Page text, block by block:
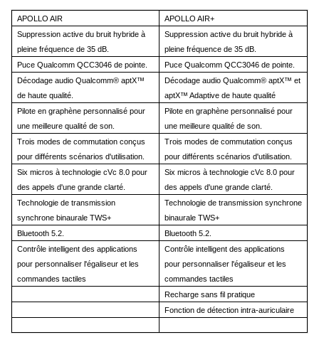
APOLLO AIR
APOLLO AIR+
Suppression active du bruit hybride à
pleine fréquence de 35 dB.
Suppression active du bruit hybride à
pleine fréquence de 35 dB.
Puce Qualcomm QCC3046 de pointe.
Puce Qualcomm QCC3046 de pointe.
Décodage audio Qualcomm® aptX™
de haute qualité.
Décodage audio Qualcomm® aptX™ et
aptX™ Adaptive de haute qualité
Pilote en graphène personnalisé pour
une meilleure qualité de son.
Pilote en graphène personnalisé pour
une meilleure qualité de son.
Trois modes de commutation conçus
pour différents scénarios d'utilisation.
Trois modes de commutation conçus
pour différents scénarios d'utilisation.
Six micros à technologie cVc 8.0 pour
des appels d'une grande clarté.
Six micros à technologie cVc 8.0 pour
des appels d'une grande clarté.
Technologie de transmission
synchrone binaurale TWS+
Technologie de transmission synchrone
binaurale TWS+
Bluetooth 5.2.
Bluetooth 5.2.
Contrôle intelligent des applications
pour personnaliser l'égaliseur et les
commandes tactiles
Contrôle intelligent des applications
pour personnaliser l'égaliseur et les
commandes tactiles
Recharge sans fil pratique
Fonction de détection intra-auriculaire